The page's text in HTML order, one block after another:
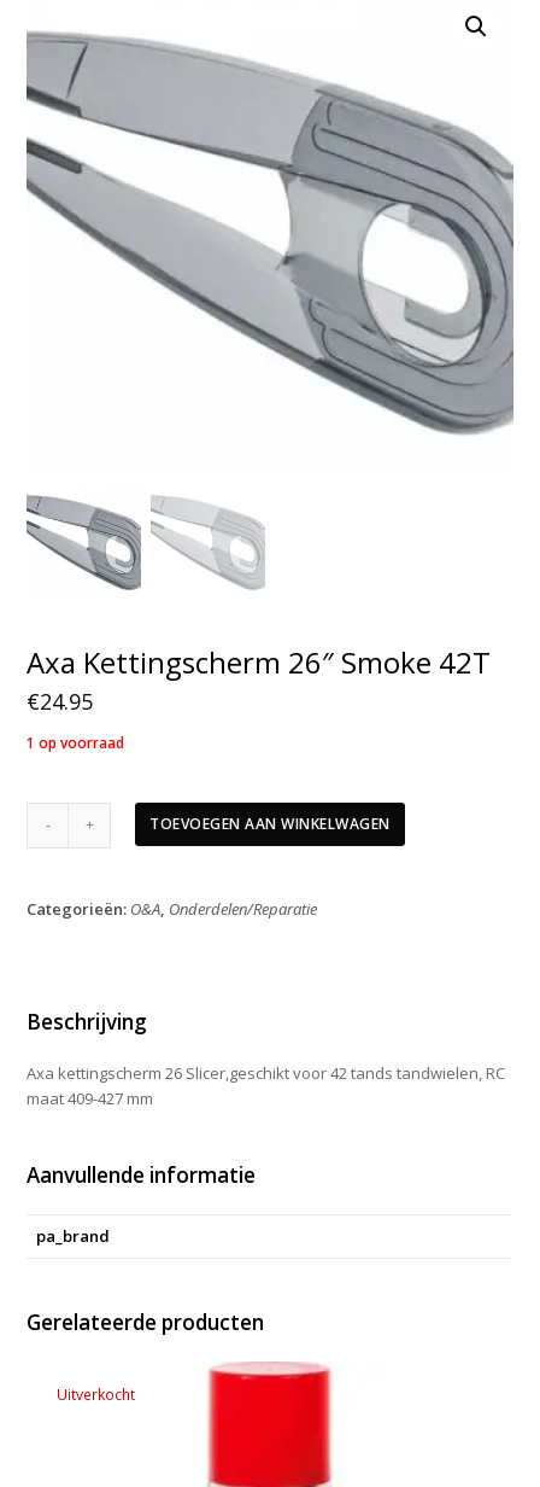
Axa Kettingscherm 26″ Smoke 42T
€24.95
1 op voorraad
Kettingscherm
42T
TOEVOEGEN AAN WINKELWAGEN
Categorieën: O&A, Onderdelen/Reparatie
Beschrijving
Axa kettingscherm 26 Slicer,geschikt voor 42 tands tandwielen, RC
maat 409-427 mm
Aanvullende informatie
pa_brand
Gerelateerde producten
Uitverkocht